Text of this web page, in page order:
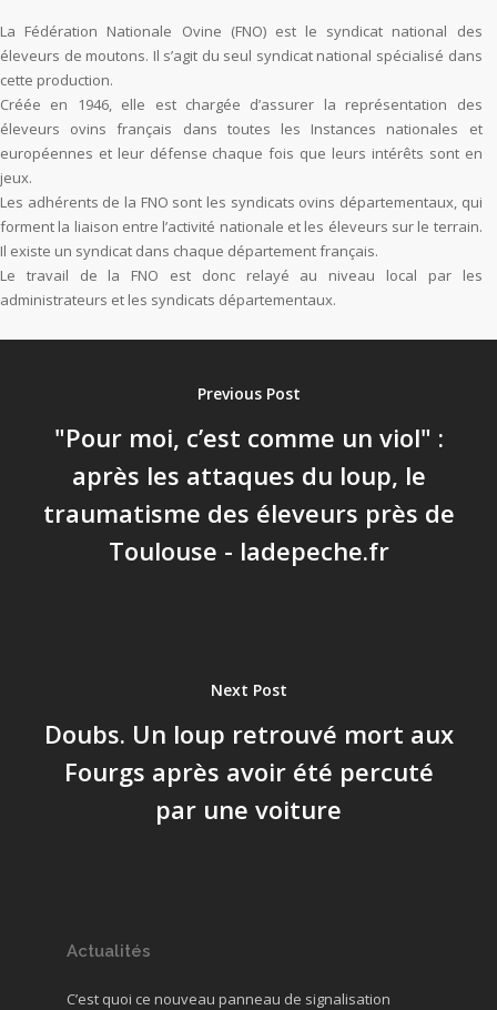
La Fédération Nationale Ovine (FNO) est le syndicat national des
éleveurs de moutons. Il s’agit du seul syndicat national spécialisé dans
cette production.
Créée en 1946, elle est chargée d’assurer la représentation des
éleveurs ovins français dans toutes les Instances nationales et
européennes et leur défense chaque fois que leurs intérêts sont en
jeux.
Les adhérents de la FNO sont les syndicats ovins départementaux, qui
forment la liaison entre l’activité nationale et les éleveurs sur le terrain.
Il existe un syndicat dans chaque département français.
Le travail de la FNO est donc relayé au niveau local par les
administrateurs et les syndicats départementaux.
Previous Post
"Pour moi, c’est comme un viol" :
après les attaques du loup, le
traumatisme des éleveurs près de
Toulouse - ladepeche.fr
Next Post
Doubs. Un loup retrouvé mort aux
Fourgs après avoir été percuté
par une voiture
Actualités
C’est quoi ce nouveau panneau de signalisation